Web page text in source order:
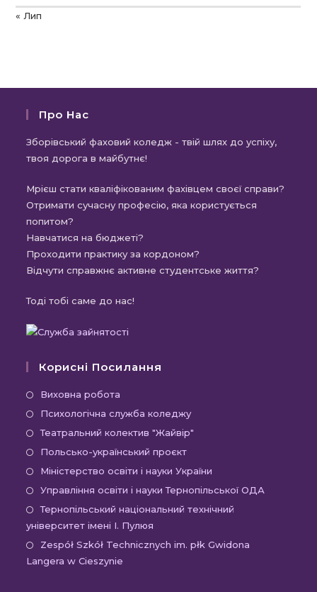
« Лип
Про Нас
Зборівський фаховий коледж - твій шлях до успіху,
твоя дорога в майбутнє!
Мрієш стати кваліфікованим фахівцем своєї справи?
Отримати сучасну професію, яка користується
попитом?
Навчатися на бюджеті?
Проходити практику за кордоном?
Відчути справжнє активне студентське життя?
Тоді тобі саме до нас!
Корисні Посилання
Виховна робота
в
новій
вкладці
Психологічна служба коледжуВідкриється
в
вкладці
Театральний колектив "Жайвір"
новій
вкладці
Польсько-український проєктВідкриється
в
новій
вкладці
Міністерство освіти і науки України
в
новій
Управління освіти і науки Тернопільської ОДА
Тернопільський національний технічний
університет імені І. Пулюя
Zespół Szkół Technicznych im. płk Gwidona
Langera w Cieszynie